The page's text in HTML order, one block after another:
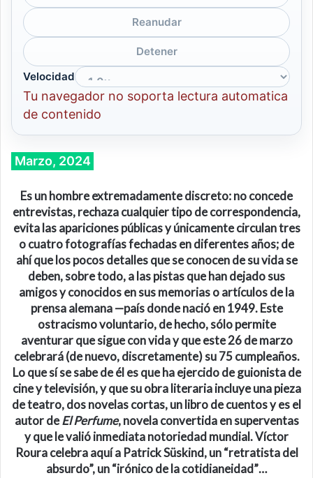
Reanudar
Detener
Velocidad
Tu navegador no soporta lectura automatica
de contenido
Marzo, 2024
Es un hombreextremadamentediscreto: no concede
entrevistas, rechaza cualquier tipo de correspondencia,
evita las apariciones públicas y únicamente circulan tres
o cuatro fotografías fechadas en diferentes años; de
ahí que los pocos detalles que se conocen de su vida se
deben, sobre todo, alaspistas que han dejado sus
amigos y conocidos en sus memorias o artículos de la
prensa alemana —país donde nació en 1949. Este
ostracismo voluntario, de hecho, sólo permite
aventurar que sigue con vida y que este 26 de marzo
celebrará (de nuevo, discretamente) su 75 cumpleaños.
Lo que sí se sabede él es que ha ejercido de guionista de
cine y televisión,y que su obra literaria incluye una pieza
deteatro, dos novelas cortas, un libro de cuentosy es el
autor deEl Perfume,novelaconvertida en superventas
y que le valió inmediata notoriedad mundial. Víctor
Roura celebra aquí a Patrick Süskind, un “retratista del
absurdo”,un“irónico de la cotidianeidad”…